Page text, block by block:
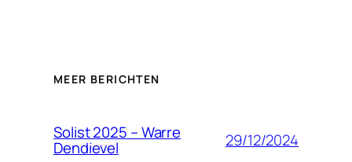
MEER BERICHTEN
Solist 2025 – Warre
Dendievel 29/12/2024